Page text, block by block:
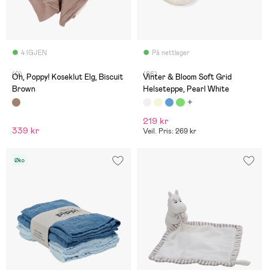
4 IGJEN
(0)
Oh, Poppy! Koseklut Elg, Biscuit
Brown
339 kr
På nettlager
(66)
Vinter & Bloom Soft Grid
Helseteppe, Pearl White
219 kr
Veil. Pris: 269 kr
Øko